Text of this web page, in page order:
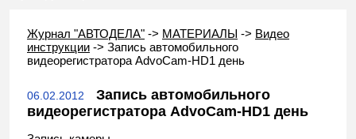
Журнал "АВТОДЕЛА" -> МАТЕРИАЛЫ -> Видео
инструкции -> Запись автомобильного
видеорегистратора AdvoCam-HD1 день
06.02.2012
Запись автомобильного
видеорегистратора AdvoCam-HD1 день